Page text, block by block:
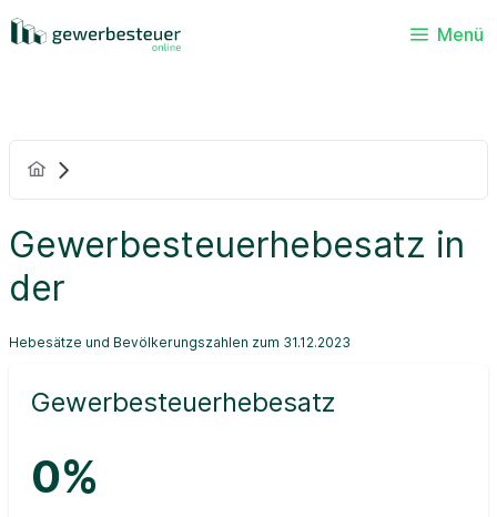
Menü
Gewerbesteuerhebesatz in
der
Hebesätze und Bevölkerungszahlen zum 31.12.2023
Gewerbesteuerhebesatz
0%